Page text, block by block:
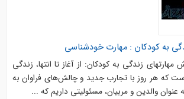
به کودکان : مهارت خودشناسی
زندگی به کودکان: از آغاز تا انتها، زندگی
که هر روز با تجارب جدید و چالش‌های فراوان به
والدین و مربیان، مسئولیتی داریم که ...